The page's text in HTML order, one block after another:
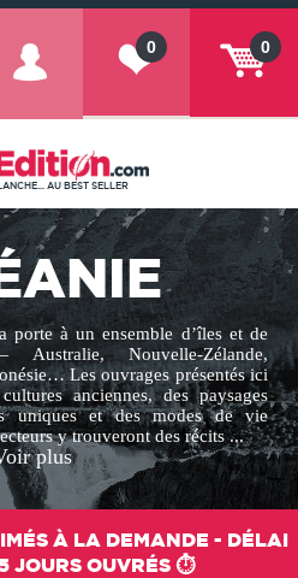
0
0
AU BEST SELLER
porte à un ensemble d’îles et de
Nouvelle-Zélande,
Les ouvrages présentés ici
anciennes, des paysages
uniques et des modes de vie
y trouveront des récits ...
plus
À LA DEMANDE - DÉLAI
JOURS OUVRÉS ⏱️